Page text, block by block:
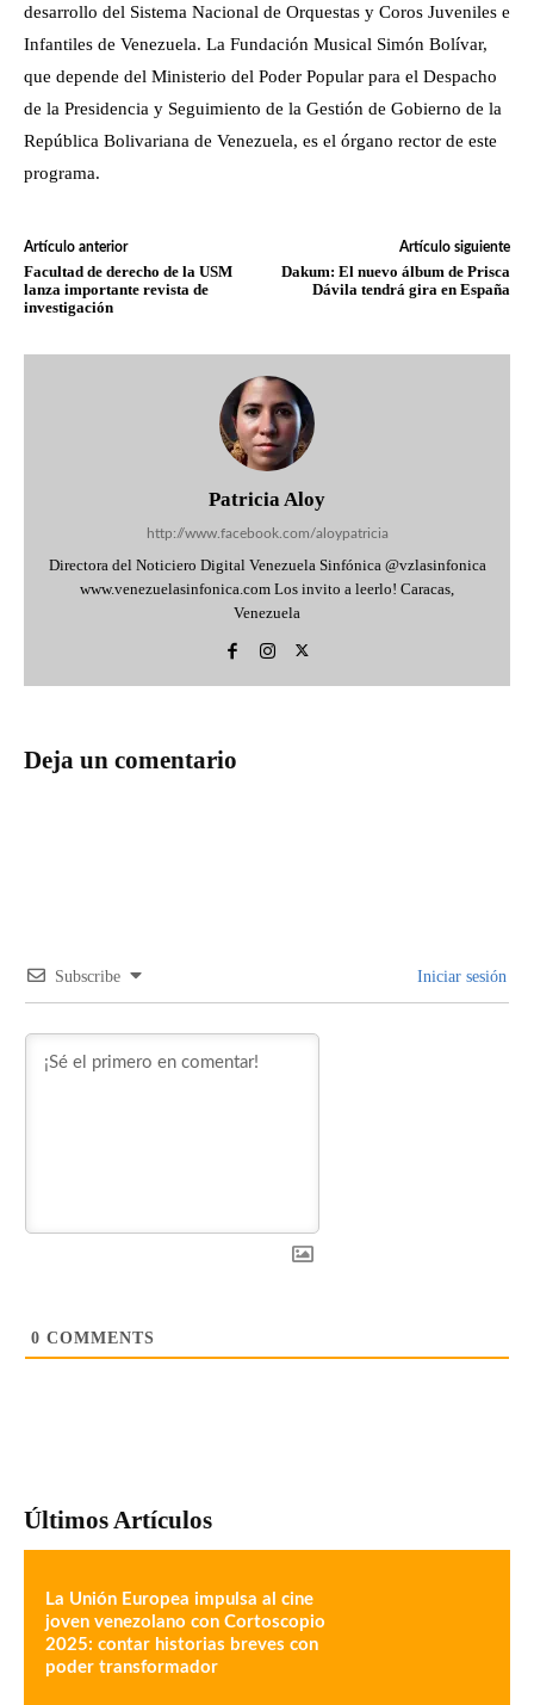
desarrollo del Sistema Nacional de Orquestas y Coros Juveniles e
Infantiles de Venezuela. La Fundación Musical Simón Bolívar,
que depende del Ministerio del Poder Popular para el Despacho
de la Presidencia y Seguimiento de la Gestión de Gobierno de la
República Bolivariana de Venezuela, es el órgano rector de este
programa.
Artículo anterior
Facultad de derecho de la USM
lanza importante revista de
investigación
Artículo siguiente
Dakum: El nuevo álbum de Prisca
Dávila tendrá gira en España
Patricia Aloy
http://www.facebook.com/aloypatricia
Directora del Noticiero Digital Venezuela Sinfónica @vzlasinfonica
www.venezuelasinfonica.com Los invito a leerlo! Caracas,
Venezuela
Deja un comentario
Subscribe Iniciar sesión
0 COMMENTS
Últimos Artículos
La Unión Europea impulsa al cine
joven venezolano con Cortoscopio
2025: contar historias breves con
poder transformador